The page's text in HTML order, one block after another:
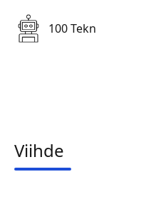
100 Tekn
Viihde